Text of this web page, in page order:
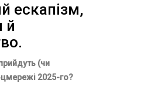
США
ескапізм,
й
(чи
2025-го?